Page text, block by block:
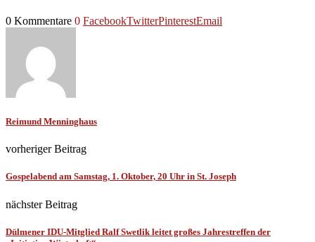
0 Kommentare 0 FacebookTwitterPinterestEmail
Reimund Menninghaus
vorheriger Beitrag
Gospelabend am Samstag, 1. Oktober, 20 Uhr in St. Joseph
nächster Beitrag
Dülmener IDU-Mitglied Ralf Swetlik leitet großes Jahrestreffen der